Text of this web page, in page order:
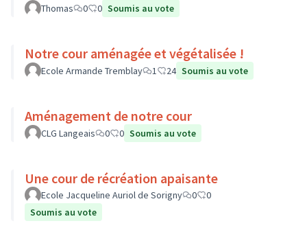
Thomas 0 0 Soumis au vote
Notre cour aménagée et végétalisée !
Ecole Armande Tremblay 1 24 Soumis au vote
Aménagement de notre cour
CLG Langeais 0 0 Soumis au vote
Une cour de récréation apaisante
Ecole Jacqueline Auriol de Sorigny 0
0
Soumis au vote